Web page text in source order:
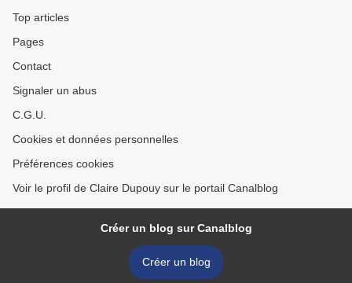
Top articles
Pages
Contact
Signaler un abus
C.G.U.
Cookies et données personnelles
Préférences cookies
Voir le profil de Claire Dupouy sur le portail Canalblog
Créer un blog sur Canalblog
Créer un blog